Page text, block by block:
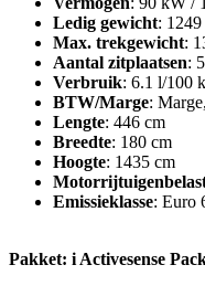
Ledig gewicht:
Max. trekgewicht:
Aantal zitplaatsen: 5
Verbruik: 6.1 l/100
BTW/Marge:
Lengte: 446 cm
Breedte: 180 cm
Hoogte: 1435 cm
Emissieklasse: Euro
Pakket: i Activesense